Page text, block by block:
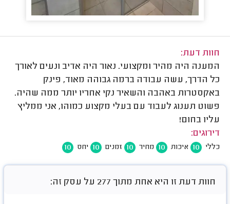
חוות דעת:
המענה היה מהיר ומקצועי. נאור היה אדיב ונעים לאורך
כל הדרך, עשה עבודה ברמה גבוהה מאוד, פינק
באקסטרות באהבה והשאיר נקי אחריו יותר ממה שהיה.
פשוט תענוג לעבוד עם בעלי מקצוע כמוהו, אני ממליץ
עליו בחום!
דירוגים:
כללי 10 איכות 10 מחיר 10 זמנים 10 יחס 10
חוות דעת זו היא אחת מתוך 277 על עסק זה: